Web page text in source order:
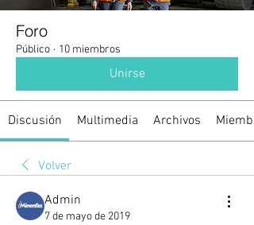
Foro
Público · 10 miembros
Unirse
Discusión Multimedia Archivos
Volver
Admin
7 de mayo de 2019